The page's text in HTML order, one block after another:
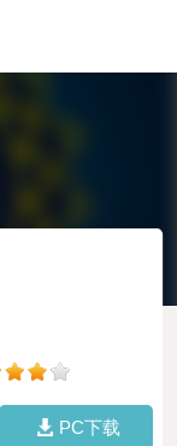
PC下载